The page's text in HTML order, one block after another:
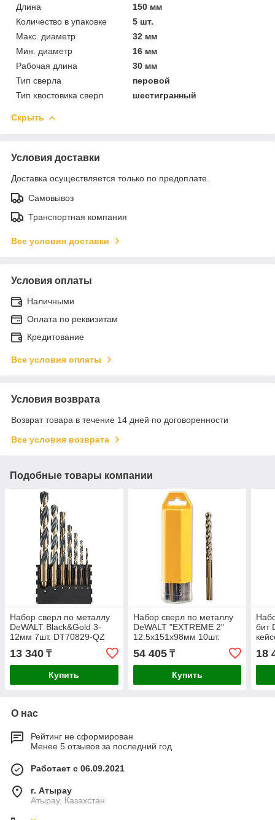
Длина
150 мм
Количество в упаковке
5 шт.
Макс. диаметр
32 мм
Мин. диаметр
16 мм
Рабочая длина
30 мм
Тип сверла
перовой
Тип хвостовика сверл
шестигранный
Скрыть
Условия доставки
Доставка осуществляется только по предоплате.
Самовывоз
Транспортная компания
Все условия доставки
Условия оплаты
Наличными
Оплата по реквизитам
Кредитование
Все условия оплаты
Условия возврата
Возврат товара в течение 14 дней по договоренности
Все условия возврата
Подобные товары компании
Набор сверл по металлу
DeWALT Black&Gold 3-
12мм 7шт. DT70829-QZ
13 340 ₸
Купить
Набор сверл по металлу
DeWALT "EXTREME 2"
12.5х151х98мм 10шт.
DT5562-QZ
54 405₸
Купить
бит
18
О нас
Рейтинг не сформирован
Менее 5 отзывов за последний год
Работает с 06.09.2021
г. Атырау
Атырау, Казахстан